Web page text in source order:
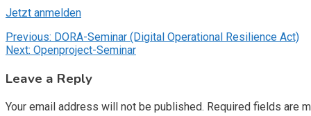
Jetzt anmelden
Post
navigation
Previous: DORA-Seminar (Digital Operational Resilience Act)
Next: Openproject-Seminar
Leave a Reply
Your email address will not be published. Required fields are